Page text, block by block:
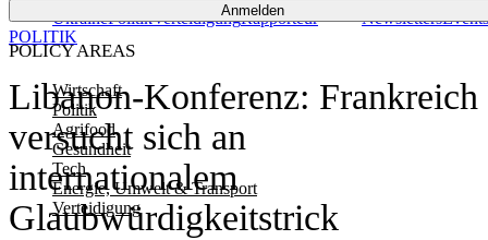
Anmelden
POLICY AREAS
Wirtschaft
Politik
Agrifood
Gesundheit
Tech
Energie, Umwelt & Transport
Verteidigung
UkrainePolitikVerteidigungRapporteur NewslettersEvents
Libanon-Konferenz: Frankreich
versucht sich an
internationalem
Glaubwürdigkeitstrick
POLITIK